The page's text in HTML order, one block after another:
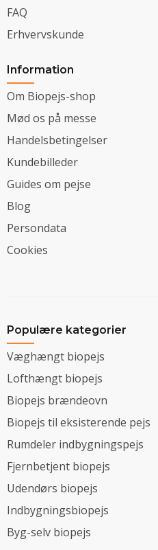
FAQ
Erhvervskunde
Information
Om Biopejs-shop
Mød os på messe
Handelsbetingelser
Kundebilleder
Guides om pejse
Blog
Persondata
Cookies
Populære kategorier
Væghængt biopejs
Lofthængt biopejs
Biopejs brændeovn
Biopejs til eksisterende pejs
Rumdeler indbygningspejs
Fjernbetjent biopejs
Udendørs biopejs
Indbygningsbiopejs
Byg-selv biopejs